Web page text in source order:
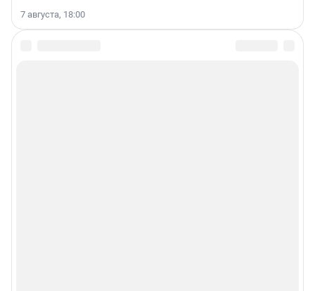
7 августа, 18:00